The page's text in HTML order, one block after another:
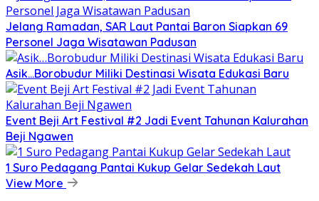
Jelang Ramadan, SAR Laut Pantai Baron Siapkan 69
Personel Jaga Wisatawan Padusan
Asik…Borobudur Miliki Destinasi Wisata Edukasi Baru
Event Beji Art Festival #2 Jadi Event Tahunan Kalurahan
Beji Ngawen
1 Suro Pedagang Pantai Kukup Gelar Sedekah Laut
View More